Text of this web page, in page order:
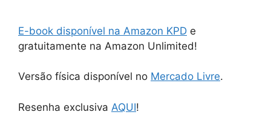
E-book disponível na Amazon KPD e
gratuitamente na Amazon Unlimited!
Versão física disponível no Mercado Livre.
Resenha exclusiva AQUI!